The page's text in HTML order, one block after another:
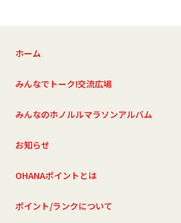
ホーム
みんなでトーク!交流広場
みんなのホノルルマラソンアルバム
お知らせ
OHANAポイントとは
ポイント/ランクについて